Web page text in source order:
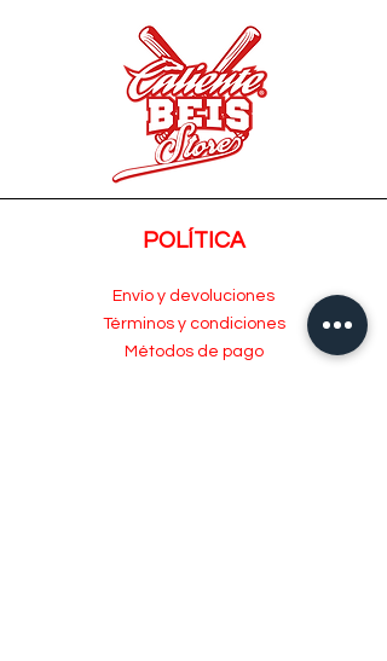
POLÍTICA
Envío y devoluciones
Términos y condiciones
Métodos de pago